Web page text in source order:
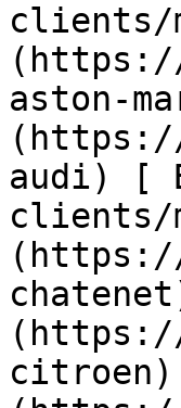
clients/
aston-
audi) [
clients/